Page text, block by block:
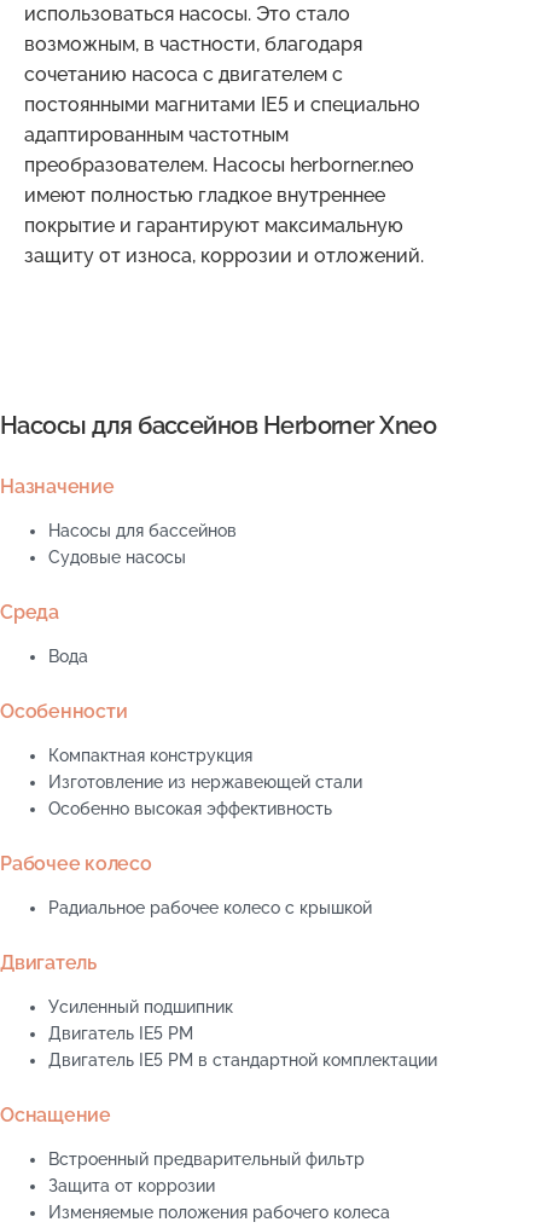
использоваться насосы. Это стало
возможным, в частности, благодаря
сочетанию насоса с двигателем с
постоянными магнитами IE5 и специально
адаптированным частотным
преобразователем. Насосы herborner.neo
имеют полностью гладкое внутреннее
покрытие и гарантируют максимальную
защиту от износа, коррозии и отложений.
Насосы для бассейнов Herborner Xneo
Назначение
Насосы для бассейнов
Судовые насосы
Среда
Вода
Особенности
Компактная конструкция
Изготовление из нержавеющей стали
Особенно высокая эффективность
Рабочее колесо
Радиальное рабочее колесо с крышкой
Двигатель
Усиленный подшипник
Двигатель IE5 PM
Двигатель IE5 PM в стандартной комплектации
Оснащение
Встроенный предварительный фильтр
Защита от коррозии
Изменяемые положения рабочего колеса